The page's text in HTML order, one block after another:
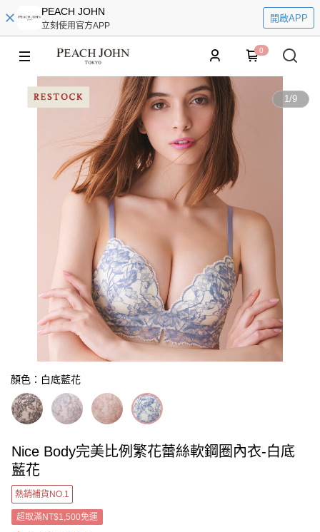
PEACH JOHN
立刻使用官方APP
開啟APP
0
1/9
顏色：白底藍花
Nice Body完美比例繁花蕾絲軟鋼圈內衣-白底
藍花
熱銷補貨NO.1
超取滿NT$1,500免運